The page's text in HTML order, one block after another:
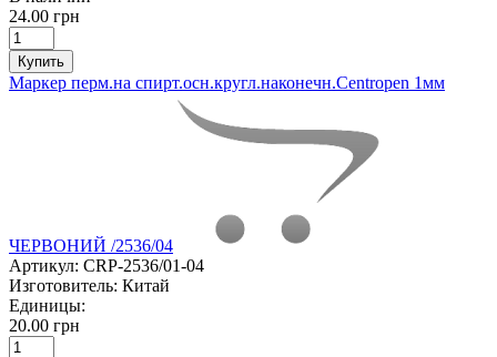
24.00 грн
Купить
Маркер перм.на спирт.осн.кругл.наконечн.Centropen 1мм
ЧЕРВОНИЙ /2536/04
Артикул: CRP-2536/01-04
Изготовитель: Китай
Единицы:
20.00 грн